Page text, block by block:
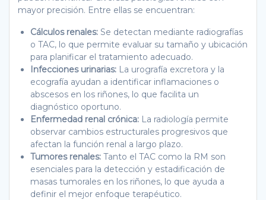
mayor precisión. Entre ellas se encuentran:
Cálculos renales: Se detectan mediante radiografías
o TAC, lo que permite evaluar su tamaño y ubicación
para planificar el tratamiento adecuado.
Infecciones urinarias: La urografía excretora y la
ecografía ayudan a identificar inflamaciones o
abscesos en los riñones, lo que facilita un
diagnóstico oportuno.
Enfermedad renal crónica: La radiología permite
observar cambios estructurales progresivos que
afectan la función renal a largo plazo.
Tumores renales: Tanto el TAC como la RM son
esenciales para la detección y estadificación de
masas tumorales en los riñones, lo que ayuda a
definir el mejor enfoque terapéutico.